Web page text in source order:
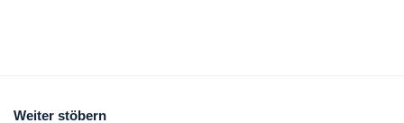
Weiter stöbern